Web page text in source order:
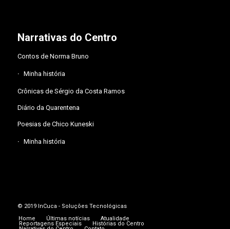
Narrativas do Centro
Contos de Norma Bruno
Minha história
Crônicas de Sérgio da Costa Ramos
Diário da Quarentena
Poesias de Chico Kuneski
Minha história
© 2019 InCuca - Soluções Tecnológicas
Home
Últimas notícias Atualidade
Reportagens Especiais Histórias do Centro